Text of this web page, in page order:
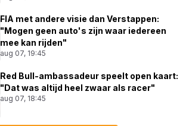
FIA met andere visie dan Verstappen:
"Mogen geen auto's zijn waar iedereen
mee kan rijden"
aug 07, 19:45
Red Bull-ambassadeur speelt open kaart:
"Dat was altijd heel zwaar als racer"
aug 07, 18:45